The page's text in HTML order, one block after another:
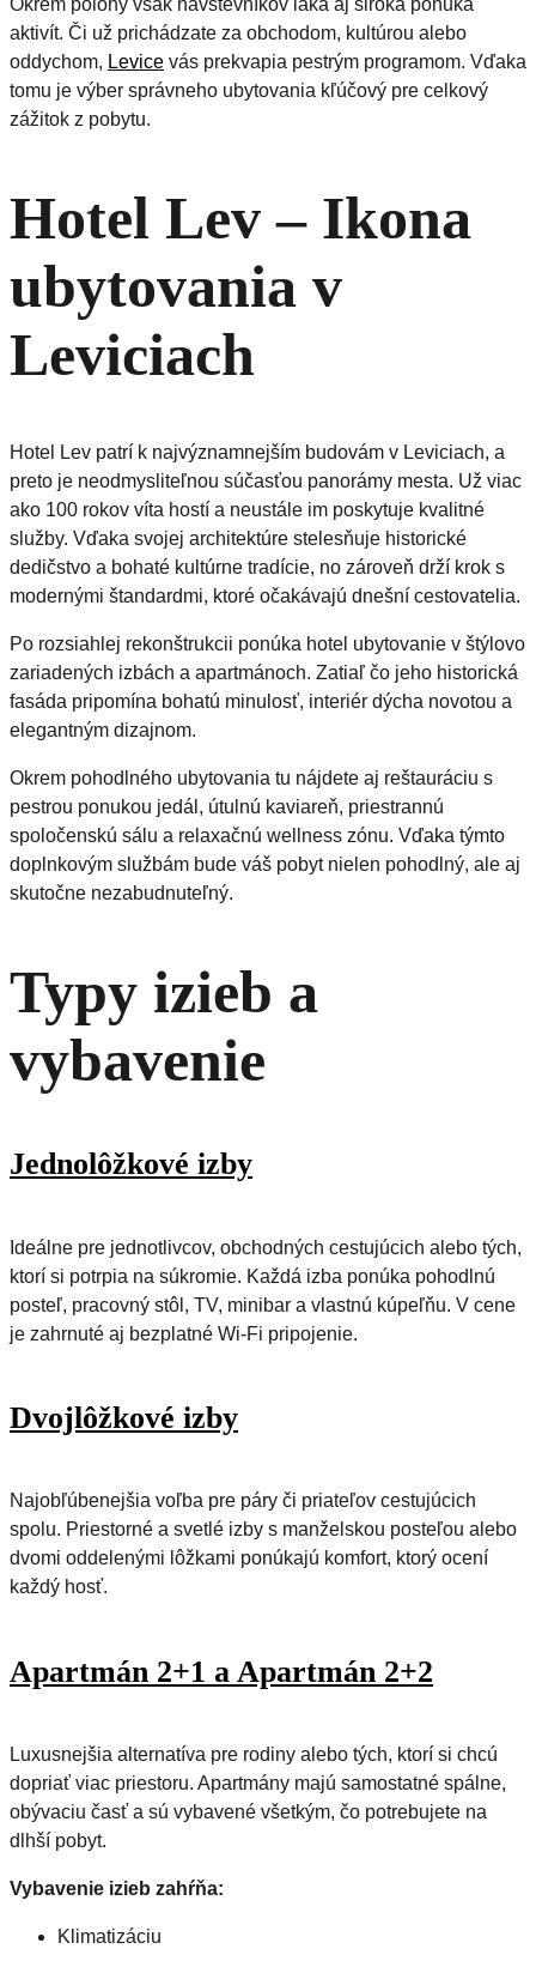
Okrem polohy však návštevníkov láka aj široká ponuka
aktivít. Či už prichádzate za obchodom, kultúrou alebo
oddychom, Levice vás prekvapia pestrým programom. Vďaka
tomu je výber správneho ubytovania kľúčový pre celkový
zážitok z pobytu.
Hotel Lev – Ikona
ubytovania v
Leviciach
Hotel Lev patrí k najvýznamnejším budovám v Leviciach, a
preto je neodmysliteľnou súčasťou panorámy mesta. Už viac
ako 100 rokov víta hostí a neustále im poskytuje kvalitné
služby. Vďaka svojej architektúre stelesňuje historické
dedičstvo a bohaté kultúrne tradície, no zároveň drží krok s
modernými štandardmi, ktoré očakávajú dnešní cestovatelia.
Po rozsiahlej rekonštrukcii ponúka hotel ubytovanie v štýlovo
zariadených izbách a apartmánoch. Zatiaľ čo jeho historická
fasáda pripomína bohatú minulosť, interiér dýcha novotou a
elegantným dizajnom.
Okrem pohodlného ubytovania tu nájdete aj reštauráciu s
pestrou ponukou jedál, útulnú kaviareň, priestrannú
spoločenskú sálu a relaxačnú wellness zónu. Vďaka týmto
doplnkovým službám bude váš pobyt nielen pohodlný, ale aj
skutočne nezabudnuteľný.
Typy izieb a
vybavenie
Jednolôžkové izby
Ideálne pre jednotlivcov, obchodných cestujúcich alebo tých,
ktorí si potrpia na súkromie. Každá izba ponúka pohodlnú
posteľ, pracovný stôl, TV, minibar a vlastnú kúpeľňu. V cene
je zahrnuté aj bezplatné Wi-Fi pripojenie.
Dvojlôžkové izby
Najobľúbenejšia voľba pre páry či priateľov cestujúcich
spolu. Priestorné a svetlé izby s manželskou posteľou alebo
dvomi oddelenými lôžkami ponúkajú komfort, ktorý ocení
každý hosť.
Apartmán 2+1 a Apartmán 2+2
Luxusnejšia alternatíva pre rodiny alebo tých, ktorí si chcú
dopriať viac priestoru. Apartmány majú samostatné spálne,
obývaciu časť a sú vybavené všetkým, čo potrebujete na
dlhší pobyt.
Vybavenie izieb zahŕňa:
Klimatizáciu